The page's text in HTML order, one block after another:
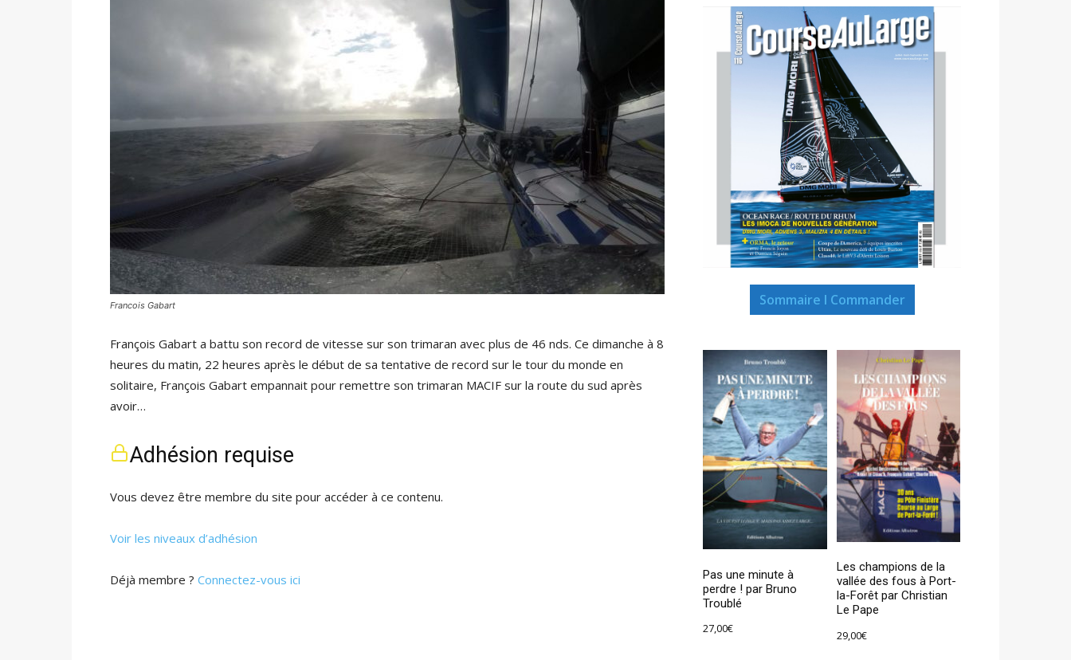
Francois Gabart
François Gabart a battu son record de vitesse sur son trimaran avec plus de 46 nds. Ce dimanche à 8
heures du matin, 22 heures après le début de sa tentative de record sur le tour du monde en
solitaire, François Gabart empannait pour remettre son trimaran MACIF sur la route du sud après
avoir…
Adhésion requise
Vous devez être membre du site pour accéder à ce contenu.
Voir les niveaux d’adhésion
Déjà membre ? Connectez-vous ici
Sommaire I Commander
Pas une minute à
perdre ! par Bruno
Troublé
27,00€
Les champions de la
vallée des fous à Port-
la-Forêt par Christian
Le Pape
29,00€